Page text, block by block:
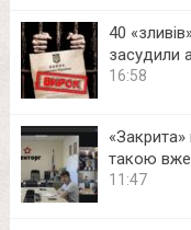
40
засудили
16:58
такою
11:47